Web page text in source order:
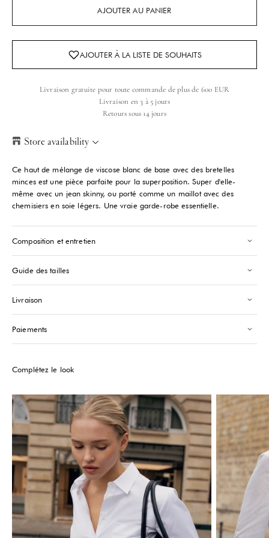
AJOUTER AU PANIER
Livraison gratuite pour toute commande de plus de 600 EUR
Livraison en 3 à 5 jours
Retours sous 14 jours
Store availability
Helsinki Store
Low stock
Kasarmikatu 46-48 Helsinki, 00130
+358409051602
+33143546007
+33610155333
Ce haut de mélange de viscose blanc de base avec des bretelles
minces est une pièce parfaite pour la superposition. Super d'elle-
même avec un jean skinny, ou porté comme un maillot avec des
chemisiers en soie légers. Une vraie garde-robe essentielle.
Composition et entretien
Guide des tailles
Livraison
Paiements
Complétez le look